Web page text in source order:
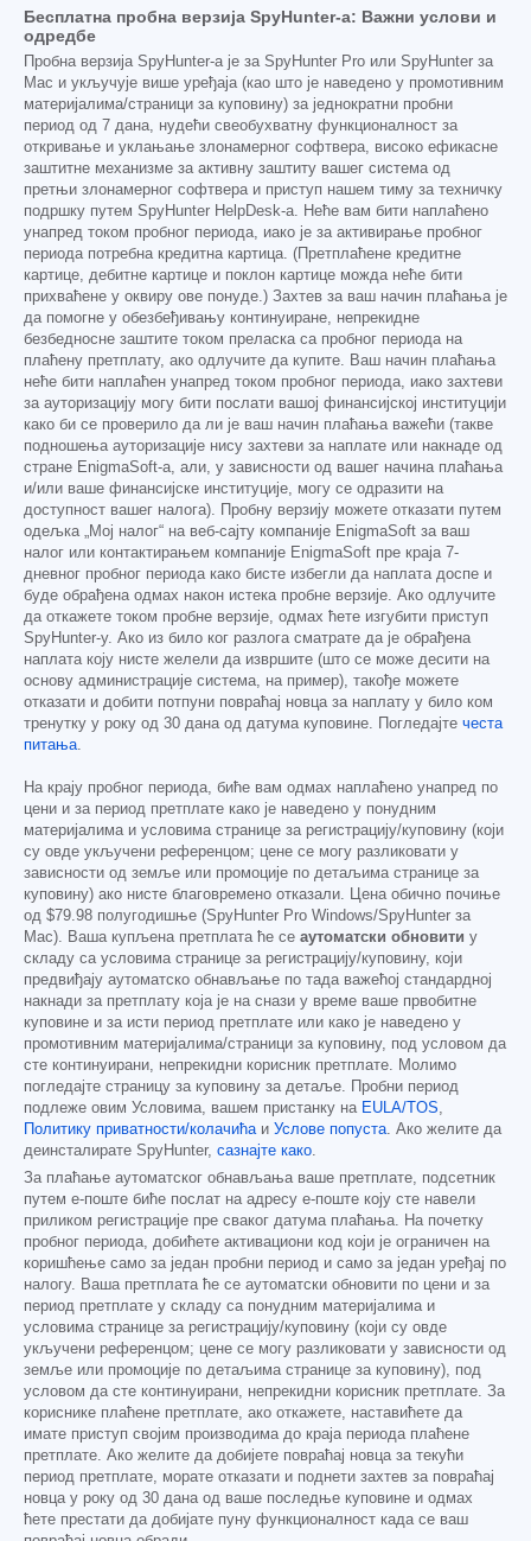
Бесплатна пробна верзија SpyHunter-а: Важни услови и
одредбе
Пробна верзија SpyHunter-а је за SpyHunter Pro или SpyHunter за
Mac и укључује више уређаја (као што је наведено у промотивним
материјалима/страници за куповину) за једнократни пробни
период од 7 дана, нудећи свеобухватну функционалност за
откривање и уклањање злонамерног софтвера, високо ефикасне
заштитне механизме за активну заштиту вашег система од
претњи злонамерног софтвера и приступ нашем тиму за техничку
подршку путем SpyHunter HelpDesk-а. Неће вам бити наплаћено
унапред током пробног периода, иако је за активирање пробног
периода потребна кредитна картица. (Претплаћене кредитне
картице, дебитне картице и поклон картице можда неће бити
прихваћене у оквиру ове понуде.) Захтев за ваш начин плаћања је
да помогне у обезбеђивању континуиране, непрекидне
безбедносне заштите током преласка са пробног периода на
плаћену претплату, ако одлучите да купите. Ваш начин плаћања
неће бити наплаћен унапред током пробног периода, иако захтеви
за ауторизацију могу бити послати вашој финансијској институцији
како би се проверило да ли је ваш начин плаћања важећи (такве
подношења ауторизације нису захтеви за наплате или накнаде од
стране EnigmaSoft-а, али, у зависности од вашег начина плаћања
и/или ваше финансијске институције, могу се одразити на
доступност вашег налога). Пробну верзију можете отказати путем
одељка „Мој налог“ на веб-сајту компаније EnigmaSoft за ваш
налог или контактирањем компаније EnigmaSoft пре краја 7-
дневног пробног периода како бисте избегли да наплата доспе и
буде обрађена одмах након истека пробне верзије. Ако одлучите
да откажете током пробне верзије, одмах ћете изгубити приступ
SpyHunter-у. Ако из било ког разлога сматрате да је обрађена
наплата коју нисте желели да извршите (што се може десити на
основу администрације система, на пример), такође можете
отказати и добити потпуни повраћај новца за наплату у било ком
тренутку у року од 30 дана од датума куповине. Погледајте честа
питања
На крају пробног периода, биће вам одмах наплаћено унапред по
цени и за период претплате како је наведено у понудним
материјалима и условима странице за регистрацију/куповину (који
су овде укључени референцом; цене се могу разликовати у
зависности од земље или промоције по детаљима странице за
куповину) ако нисте благовремено отказали. Цена обично почиње
од $79.98 полугодишње (SpyHunter Pro Windows/SpyHunter за
Mac). Ваша купљена претплата ће се аутоматски обновити у
складу са условима странице за регистрацију/куповину, који
предвиђају аутоматско обнављање по тада важећој стандардној
накнади за претплату која је на снази у време ваше првобитне
куповине и за исти период претплате или како је наведено у
промотивним материјалима/страници за куповину, под условом да
сте континуирани, непрекидни корисник претплате. Молимо
погледајте страницу за куповину за детаље. Пробни период
подлеже овим Условима, вашем пристанку на EULA/TOS
Политику приватности/колачића и Услове попуста . Ако желите да
деинсталирате SpyHunter, сазнајте како
За плаћање аутоматског обнављања ваше претплате, подсетник
путем е-поште биће послат на адресу е-поште коју сте навели
приликом регистрације пре сваког датума плаћања. На почетку
пробног периода, добићете активациони код који је ограничен на
коришћење само за један пробни период и само за један уређај по
налогу. Ваша претплата ће се аутоматски обновити по цени и за
период претплате у складу са понудним материјалима и
условима странице за регистрацију/куповину (који су овде
укључени референцом; цене се могу разликовати у зависности од
земље или промоције по детаљима странице за куповину), под
условом да сте континуирани, непрекидни корисник претплате. За
кориснике плаћене претплате, ако откажете, наставићете да
имате приступ својим производима до краја периода плаћене
претплате. Ако желите да добијете повраћај новца за текући
период претплате, морате отказати и поднети захтев за повраћај
новца у року од 30 дана од ваше последње куповине и одмах
ћете престати да добијате пуну функционалност када се ваш